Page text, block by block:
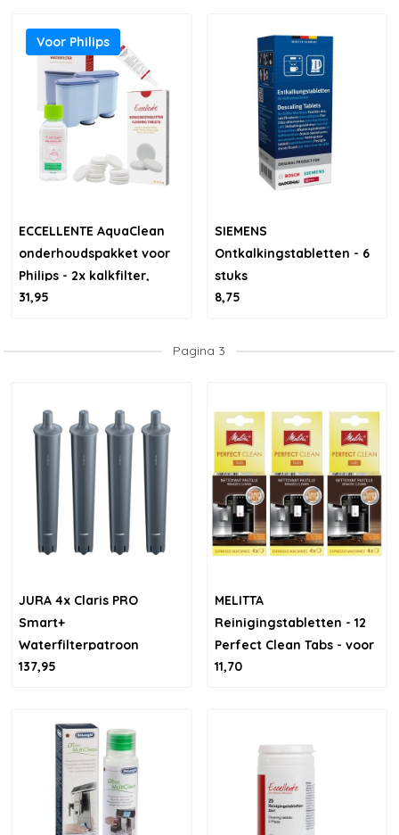
Voor Philips
ECCELLENTE AquaClean
onderhoudspakket voor
Philips - 2x kalkfilter,
ontkalker,
31,95
SIEMENS
Ontkalkingstabletten - 6
stuks
8,75
Pagina 3
JURA 4x Claris PRO
Smart+
Waterfilterpatroon
137,95
MELITTA
Reinigingstabletten - 12
Perfect Clean Tabs - voor
1 jaar reinigen
11,70